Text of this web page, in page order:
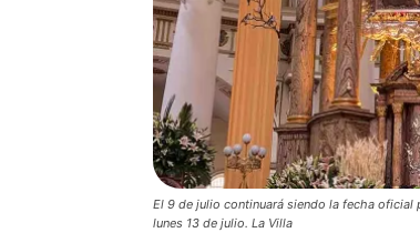
El 9 de julio continuará siendo la fecha
lunes 13 de julio. La Villa